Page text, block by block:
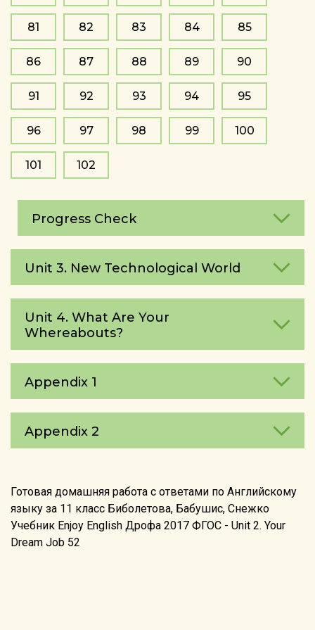
81 82 83 84 85
86 87 88 89 90
91 92 93 94 95
96 97 98 99 100
101 102
Progress Check
Unit 3. New Technological World
Unit 4. What Are Your
Whereаbouts?
Appendix 1
Appendix 2
Готовая домашняя работа с ответами по Английскому
языку за 11 класс Биболетова, Бабушис, Снежко
Учебник Enjoy English Дрофа 2017 ФГОС - Unit 2. Your
Dream Job 52